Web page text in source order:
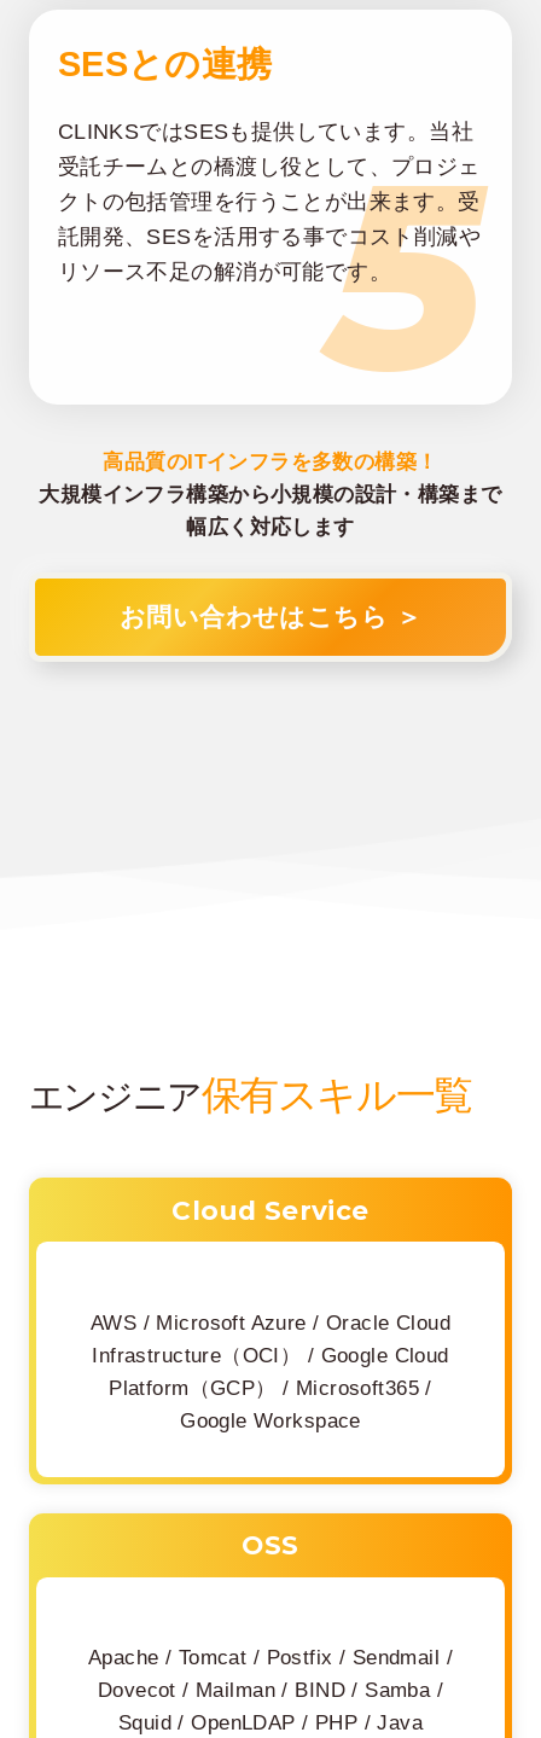
SESとの連携
CLINKSではSESも提供しています。 当社
受託チームとの橋渡し役として、プロジェ
クトの包括管理を行うことが出来ます。 受
託開発、SESを活用する事でコスト削減や
リソース不足の解消が可能です。5
高品質のITインフラを多数の構築！
大規模インフラ構築から小規模の設計・構築まで
幅広く対応します
お問い合わせはこちら ＞
エンジニア保有スキル一覧
Cloud Service
AWS / Microsoft Azure / Oracle Cloud
Infrastructure（OCI） / Google Cloud
Platform（GCP） / Microsoft365 /
Google Workspace
OSS
Apache / Tomcat / Postfix / Sendmail /
Dovecot / Mailman / BIND / Samba /
Squid / OpenLDAP / PHP / Java